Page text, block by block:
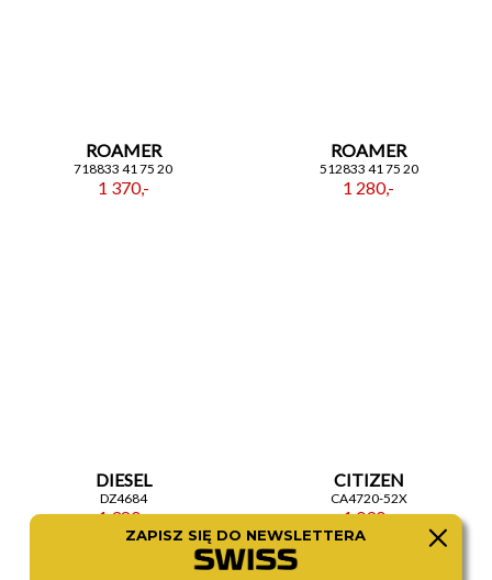
ROAMER
718833 41 75 20
1 370,-
ROAMER
512833 41 75 20
1 280,-
DIESEL
DZ4684
1 380,-
CITIZEN
CA4720-52X
1 090,-
ZAPISZ SIĘ DO NEWSLETTERA